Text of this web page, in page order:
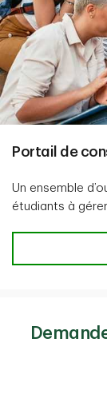
Portail de
Un ensemble
étudiants à